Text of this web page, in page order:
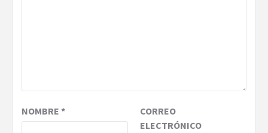
NOMBRE *
CORREO
ELECTRÓNICO